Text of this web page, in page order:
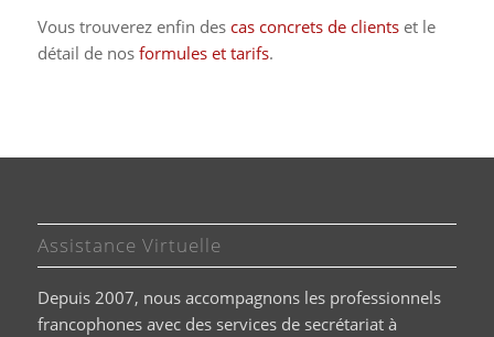
Vous trouverez enfin des cas concrets de clientset le
détail de nos formules et tarifs.
Assistance Virtuelle
Depuis 2007, nous accompagnons les professionnels
francophones avec des services de secrétariat à